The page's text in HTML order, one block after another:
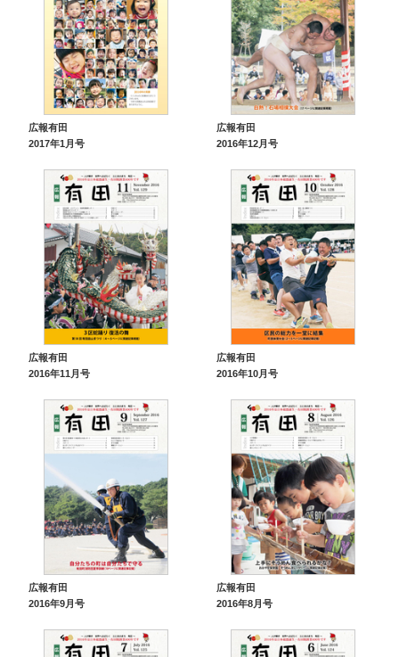
広報有田
2017年1月号
広報有田
2016年12月号
広報有田
2016年11月号
広報有田
2016年10月号
広報有田
2016年9月号
広報有田
2016年8月号